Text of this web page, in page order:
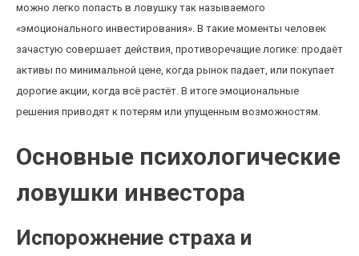
можно легко попасть в ловушку так называемого
«эмоционального инвестирования». В такие моменты человек
зачастую совершает действия, противоречащие логике: продаёт
активы по минимальной цене, когда рынок падает, или покупает
дорогие акции, когда всё растёт. В итоге эмоциональные
решения приводят к потерям или упущенным возможностям.
Основные психологические
ловушки инвестора
Испорожнение страха и